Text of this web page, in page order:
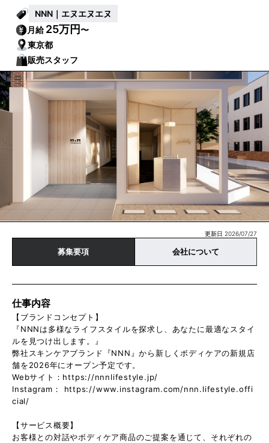
NNN｜エヌエヌエヌ
月給25万円〜
東京都
販売スタッフ
更新日 2026/07/27
募集要項 会社について
仕事内容
【ブランドコンセプト】
『NNNは多様なライフスタイルを探求し、あなたに最適なスタイ
ルを見つけ出します。』
弊社スキンケアブランド『NNN』から新しくボディケアの新規店
舗を2026年にオープン予定です。
Webサイト：https://nnnlifestyle.jp/
Instagram： https://www.instagram.com/nnn.lifestyle.offi
cial/
【サービス概要】
お客様との対話やボディケア商品のご提案を通じて、それぞれの